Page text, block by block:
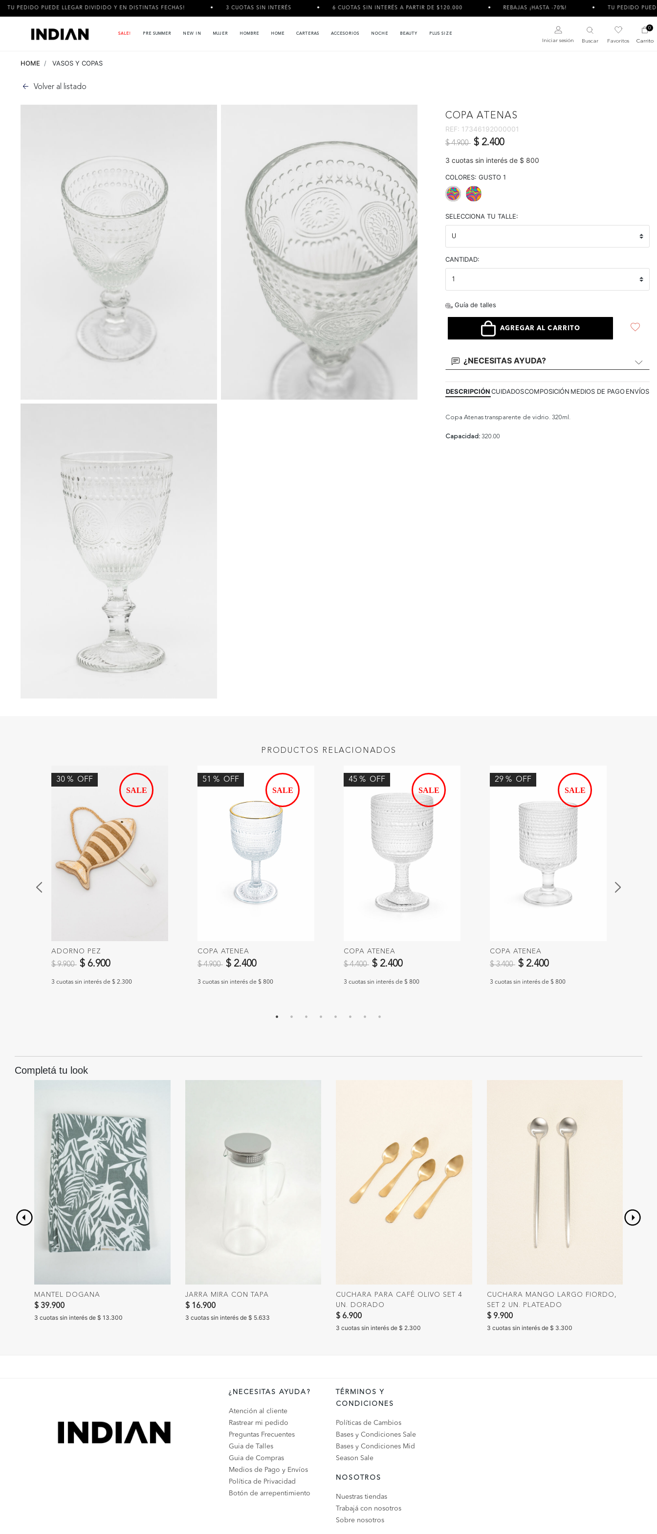
PUEDE LLEGAR DIVIDIDO Y EN DISTINTAS FECHAS! 3 CUOTAS SIN INTERÉS 6 CUOTAS SIN INTERÉS A PARTIR DE $120.000 REBAJAS ¡HASTA -70%! TU PEDIDO PUEDE LLEGAR
SALE! PRE SUMMER NEW IN MUJER HOMBRE HOME CARTERAS ACCESORIOS NOCHE BEAUTY PLUS SIZE
Iniciar sesión Buscar Favoritos
0
Carrito
HOME VASOS Y COPAS
Volver al listado
COPA ATENAS
REF: 17346192000001
Precio reducido de
$ 4.900 a$ 2.400
3 cuotas sin interés de $ 800
COLORES: GUSTO 1
SELECCIONA TU TALLE:
CANTIDAD:
Guía de talles
AGREGAR AL CARRITO
¿NECESITAS AYUDA?
DESCRIPCIÓNCUIDADOSCOMPOSICIÓN MEDIOS DE PAGO ENVÍOS
Copa Atenas transparente de vidrio. 320ml.
Capacidad: 320.00
PRODUCTOS RELACIONADOS
30 % OFF
ADORNO PEZ
Precio reducido de
$ 9.900 a$ 6.900
3 cuotas sin interés de $ 2.300
51 % OFF
COPA ATENEA
Precio reducido de
$ 4.900 a$ 2.400
3 cuotas sin interés de $ 800
45 % OFF
COPA ATENEA
Precio reducido de
$ 4.400 a$ 2.400
3 cuotas sin interés de $ 800
29 % OFF
COPA ATENEA
Precio reducido de
$ 3.400 a$ 2.400
3 cuotas sin interés de $ 800
Completá tu look
MANTEL DOGANA
$ 39.900
3 cuotas sin interés de $ 13.300
JARRA MIRA CON TAPA
$ 16.900
3 cuotas sin interés de $ 5.633
CUCHARA PARA CAFÉ OLIVO SET 4
UN. DORADO
$ 6.900
3 cuotas sin interés de $ 2.300
CUCHARA MANGO LARGO FIORDO,
SET 2 UN. PLATEADO
$ 9.900
3 cuotas sin interés de $ 3.300
¿NECESITAS AYUDA?
Atención al cliente
Rastrear mi pedido
Preguntas Frecuentes
Guia de Talles
Guia de Compras
Medios de Pago y Envíos
Política de Privacidad
Botón de arrepentimiento
TÉRMINOS Y
CONDICIONES
Políticas de Cambios
Bases y Condiciones Sale
Bases y Condiciones Mid
Season Sale
NOSOTROS
Nuestras tiendas
Trabajá con nosotros
Sobre nosotros